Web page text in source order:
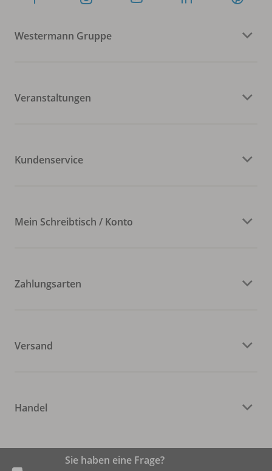
Westermann Gruppe
Veranstaltungen
Kundenservice
Mein Schreibtisch / Konto
Zahlungsarten
Versand
Handel
Sie haben eine Frage?